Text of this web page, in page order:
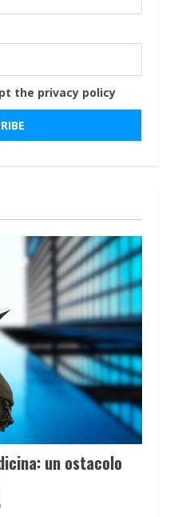
the privacy policy
un ostacolo